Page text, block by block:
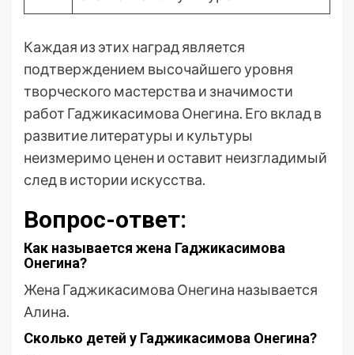
Каждая из этих наград является
подтверждением высочайшего уровня
творческого мастерства и значимости
работ Гаджикасимова Онегина. Его вклад в
развитие литературы и культуры
неизмеримо ценен и оставит неизгладимый
след в истории искусства.
Вопрос-ответ:
Как называется жена Гаджикасимова
Онегина?
Жена Гаджикасимова Онегина называется
Алина.
Сколько детей у Гаджикасимова Онегина?